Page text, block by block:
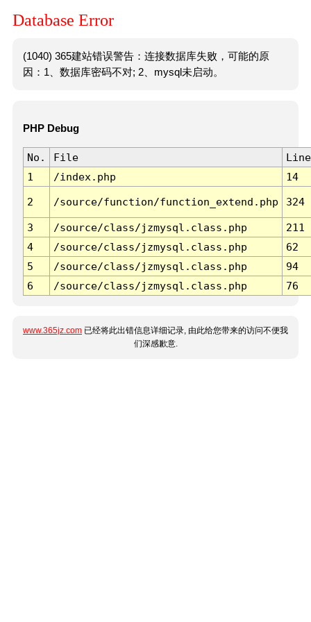
Database Error
(1040) 365建站错误警告：连接数据库失败，可能的原
因：1、数据库密码不对; 2、mysql未启动。
PHP Debug
No. File
Line
1
/index.php 14
2 /source/function/function_extend.php 324
3 /source/class/jzmysql.class.php
211
4
/source/class/jzmysql.class.php
62
5
/source/class/jzmysql.class.php
94
6
/source/class/jzmysql.class.php 76
www.365jz.com 已经将此出错信息详细记录, 由此给您带来的访问不便我
们深感歉意.